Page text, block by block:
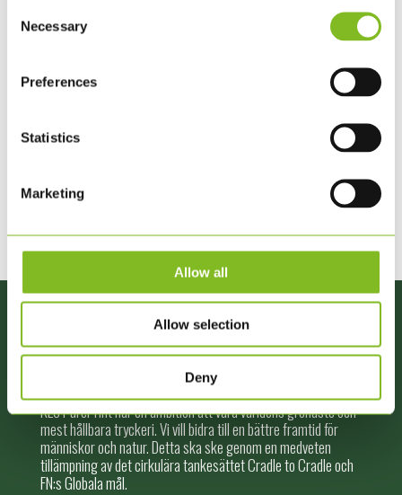
Selection
Necessary
Preferences
Statistics
Marketing
Allow all
Allow selection
Deny
KLS PurePrint har en ambition att vara världens grönaste och
mest hållbara tryckeri. Vi vill bidra till en bättre framtid för
människor och natur. Detta ska ske genom en medveten
tillämpning av det cirkulära tankesättet Cradle to Cradle och
FN:s Globala mål.